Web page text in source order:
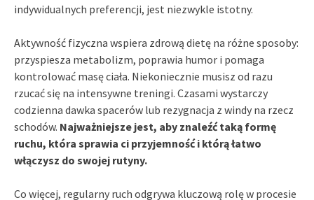
indywidualnych preferencji, jest niezwykle istotny.
Aktywność fizyczna wspiera zdrową dietę na różne sposoby:
przyspiesza metabolizm, poprawia humor i pomaga
kontrolować masę ciała. Niekoniecznie musisz od razu
rzucać się na intensywne treningi. Czasami wystarczy
codzienna dawka spacerów lub rezygnacja z windy na rzecz
schodów. Najważniejsze jest, aby znaleźć taką formę
ruchu, która sprawia ci przyjemność i którą łatwo
włączysz do swojej rutyny.
Co więcej, regularny ruch odgrywa kluczową rolę w procesie